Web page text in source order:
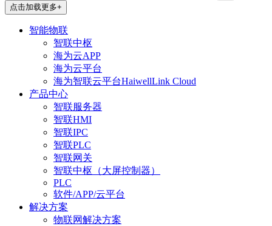
点击加载更多+
智能物联
智联中枢
海为云APP
海为云平台
海为智联云平台HaiwellLink Cloud
产品中心
智联服务器
智联HMI
智联IPC
智联PLC
智联网关
智联中枢（大屏控制器）
PLC
软件/APP/云平台
解决方案
物联网解决方案